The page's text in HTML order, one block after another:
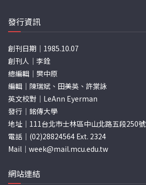
發行資訊
創刊日期｜1985.10.07
創刊人｜李銓
總編輯｜樊中原
編輯｜陳瑞斌、田美英、許棠詠
英文校對｜LeAnn Eyerman
發行｜銘傳大學
地址｜111台北市士林區中山北路五段250號
電話｜(02)28824564 Ext. 2324
Mail｜ week@mail.mcu.edu.tw
網站連結